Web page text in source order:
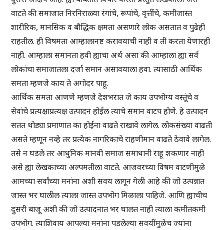
वाटते की समाजात निरनिराळ्या रंगांचे, रूपांचे, वृत्तींचे, कमीजास्त
शारीरिक, मानसिक व बौद्धिक क्षमता असणारे लोक असतात व पुढेही
राहतील. ही विषमता आम्हालानष्ट करावयाची नाही व ती करता येणारही
नाही. आम्हाला समानता हवी ह्याचा अर्थ असा की आम्हाला ह्या सर्व
लोकांचा समाजातला दर्जा समान असावयाला हवा. त्यासाठी आर्थिक
समता म्हणजे काय ते अगोदर पाहू.
आर्थिक समता आणणे म्हणजे देशभरात जे काय उपभोग्य वस्तूंचे व
सेवांचे प्रत्यक्षाप्रत्यक्ष उत्पादन होईल त्याचे समान वाटप होणे. हे उत्पादन
सतत थोड्या प्रमाणात का होईना वाढते राखावे लागेल. लोकसंख्या वाढती
असते म्हणून नव्हे तर प्रत्येक नागरिकाचे राहणीमान वाढते ठेवावे लागेल.
तसे न घडले तर आधुनिक मानवी समाज समाधानी राहू शकणार नाही
असे ह्या लेखकाच्या अल्पमतीला वाटते. आजवरच्या विषम वाटणीमुळे
आमच्या सर्वांच्या मनांना अशी सवय लागून गेली आहे की जो उत्पन्नात
जास्त भर घालील त्याला जास्त उपभोग मिळाला पाहिजे. आणि ह्याचीच
दुसरी बाजू अशी की जो उत्पादनात भर घालत नाही त्याला कमीतकमी
उपभोग. त्याशिवाय आपल्या मनांना पडलेल्या सवयींमुळेच ज्यांना